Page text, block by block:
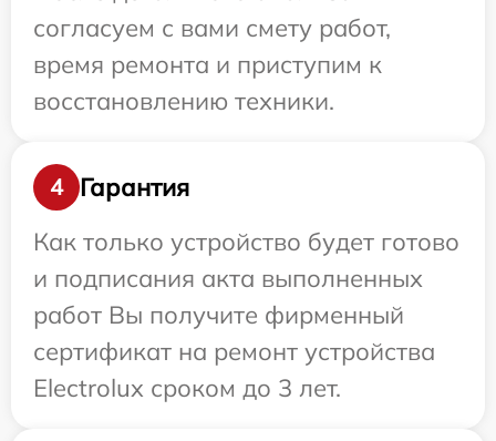
согласуем с вами смету работ,
время ремонта и приступим к
восстановлению техники.
4
Гарантия
Как только устройство будет готово
и подписания акта выполненных
работ Вы получите фирменный
сертификат на ремонт устройства
Electrolux сроком до 3 лет.